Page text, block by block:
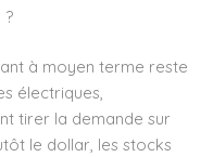
?
à moyen terme reste
électriques,
tirer la demande sur
le dollar, les stocks